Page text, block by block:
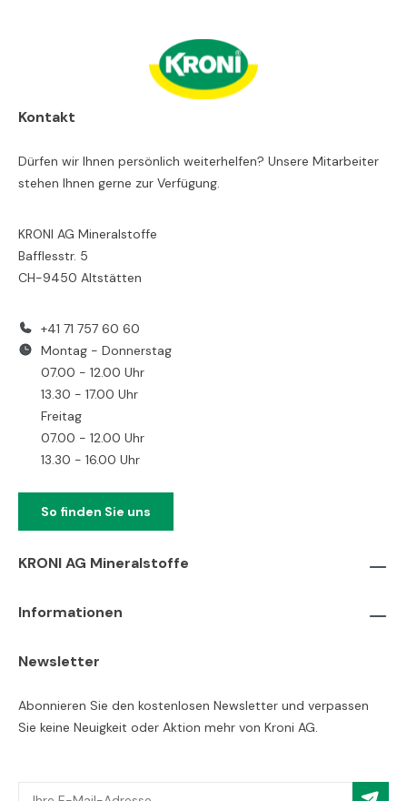
Kontakt
Dürfen wir Ihnen persönlich weiterhelfen? Unsere Mitarbeiter
stehen Ihnen gerne zur Verfügung.
KRONI AG Mineralstoffe
Bafflesstr. 5
CH-9450 Altstätten
+41 71 757 60 60
Montag - Donnerstag
07.00 - 12.00 Uhr
13.30 - 17.00 Uhr
Freitag
07.00 - 12.00 Uhr
13.30 - 16.00 Uhr
So finden Sie uns
KRONI AG Mineralstoffe
Informationen
Newsletter
Abonnieren Sie den kostenlosen Newsletter und verpassen
Sie keine Neuigkeit oder Aktion mehr von Kroni AG.